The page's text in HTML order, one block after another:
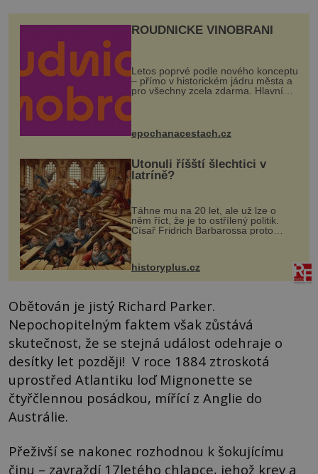
ROUDNICKÉ VINOBRANÍ
Letos poprvé podle nového konceptu
– přímo v historickém jádru města a
pro všechny zcela zdarma. Hlavní
program se odehraje na Karlově a
mohou těšit na víno, burčák, pes...
epochanacestach.cz
Utonuli říšští šlechtici v
latríně?
Táhne mu na 20 let, ale už lze o
něm říct, že je to ostřílený politik.
Císař Fridrich Barbarossa proto
posílá svého syna a dědice Jindřicha
VI. do Erfurtu, aby se stal
prostředníkem při řešení sporu m...
historyplus.cz
Obětován je jistý Richard Parker.
Nepochopitelným faktem však zůstává
skutečnost, že se stejná událost odehraje o
desítky let později! V roce 1884 ztroskotá
uprostřed Atlantiku loď Mignonette se
čtyřčlennou posádkou, mířící z Anglie do
Austrálie.
Přeživší se nakonec rozhodnou k šokujícímu
činu – zavraždí 17letého chlapce, jehož krev a